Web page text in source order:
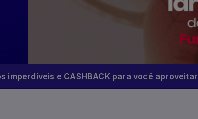
imperdíveis e CASHBACK para você aproveitar